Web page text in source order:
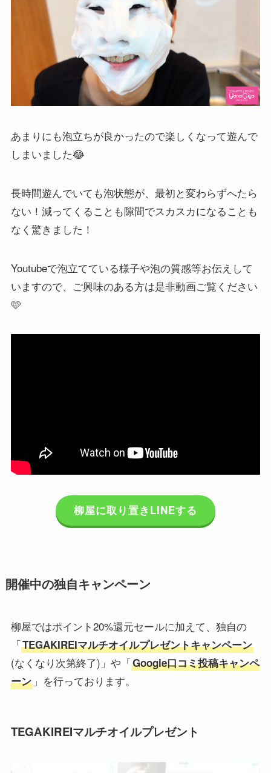
あまりにも泡立ちが良かったので楽しくなって遊んで
しまいました😂
長時間遊んでいても泡状態が、最初と変わらずへたら
ない！減ってくることも隙間でスカスカになることも
なく驚きました！
Youtubeで泡立てている様子や泡の質感等お伝えして
いますので、ご興味のある方は是非動画ご覧ください
🩷
柳屋に取り置きLINEする
開催中の独自キャンペーン
柳屋ではポイント20%還元セールに加えて、独自の
「TEGAKIREIマルチオイルプレゼントキャンペーン
(なくなり次第終了)」や「Google口コミ投稿キャンペ
ーン」を行っております。
TEGAKIREIマルチオイルプレゼント